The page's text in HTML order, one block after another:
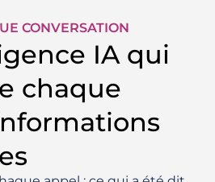
CONVERSATION
IA qui
chaque